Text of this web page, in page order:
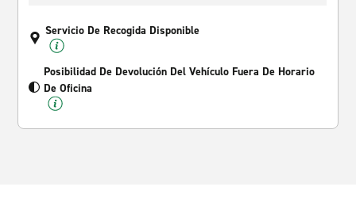
Servicio De Recogida Disponible
Posibilidad De Devolución Del Vehículo Fuera De Horario
De Oficina